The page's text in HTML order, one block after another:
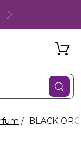
BLACK